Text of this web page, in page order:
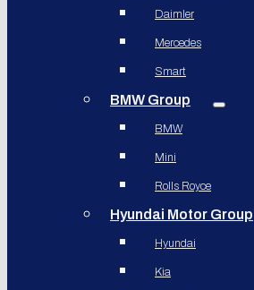
Daimler
Mercedes
Smart
BMW Group
BMW
Mini
Rolls Royce
Hyundai Motor Group
Hyundai
Kia